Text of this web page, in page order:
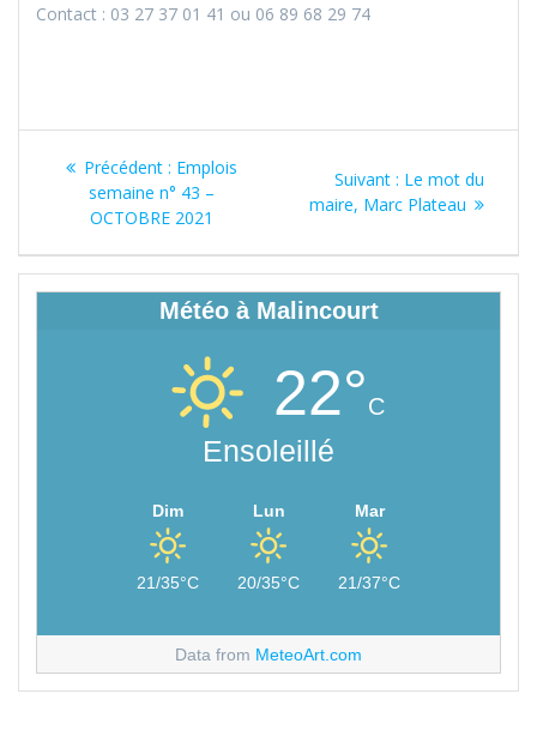
Contact : 03 27 37 01 41 ou 06 89 68 29 74
Navigation
l’article
Précédent : Article
précédent
:
Emplois
semaine n° 43 –
OCTOBRE 2021
Suivant : Article
suivant
Le mot du
maire, Marc Plateau
Météo à Malincourt
22°C
Ensoleillé
Dim
21/35°C
Lun
20/35°C
Mar
21/37°C
Data from MeteoArt.com